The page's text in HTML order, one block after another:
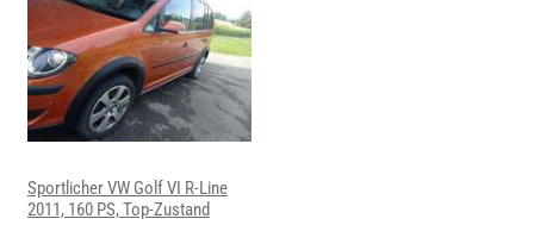
Sportlicher VW Golf VI R-Line
2011, 160 PS, Top-Zustand